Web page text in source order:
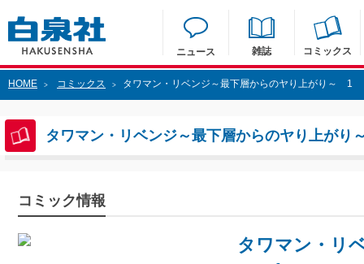
ニュース 雑誌 コミックス
HOME > コミックス > タワマン・リベンジ～最下層からのヤり上がり～ 1
タワマン・リベンジ～最下層からのヤり上が
コミック情報
タワマン・リ